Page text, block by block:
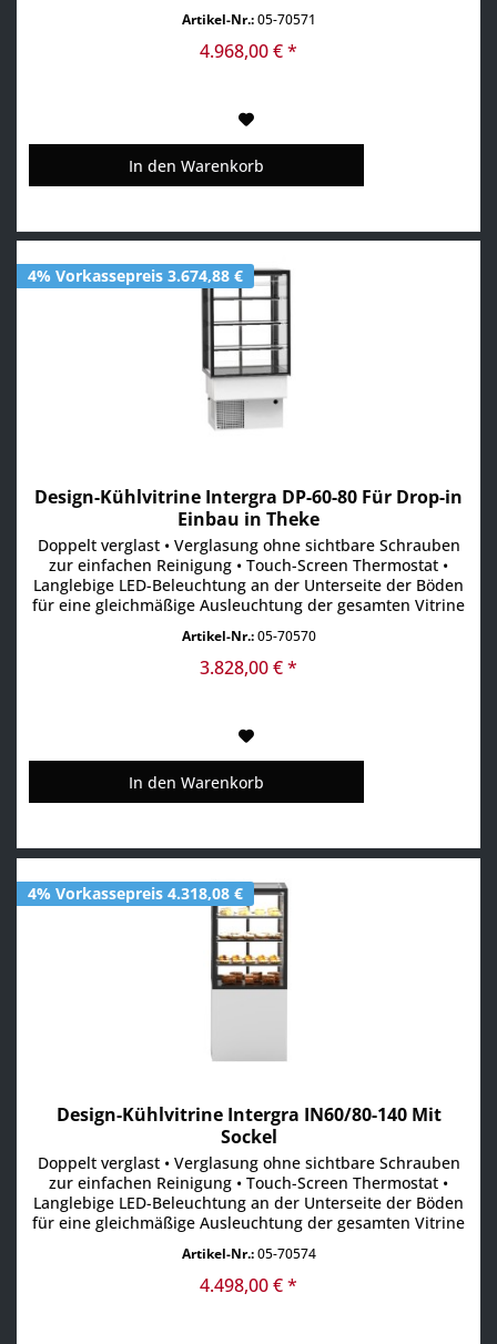
Kühleinheit für zuverlässige Kühlung • Umluftkühlung +2°
bis +6°C im gesamten Innenraum (bei 21°C...
Artikel-Nr.:05-70571
4.968,00 € *
In den Warenkorb
4% Vorkassepreis 3.674,88 €
Design-Kühlvitrine Intergra DP-60-80 Für Drop-in
Einbau in Theke
Doppelt verglast • Verglasung ohne sichtbare Schrauben
zur einfachen Reinigung • Touch-Screen Thermostat •
Langlebige LED-Beleuchtung an der Unterseite der Böden
für eine gleichmäßige Ausleuchtung der gesamten Vitrine
Kühleinheit für zuverlässige Kühlung • Umluftkühlung +2°
bis +6°C im gesamten Innenraum (bei 21°C...
Artikel-Nr.:05-70570
3.828,00 € *
In den Warenkorb
4% Vorkassepreis 4.318,08 €
Design-Kühlvitrine Intergra IN60/80-140 Mit
Sockel
Doppelt verglast • Verglasung ohne sichtbare Schrauben
zur einfachen Reinigung • Touch-Screen Thermostat •
Langlebige LED-Beleuchtung an der Unterseite der Böden
für eine gleichmäßige Ausleuchtung der gesamten Vitrine
Kühleinheit für zuverlässige Kühlung • Umluftkühlung +2°
bis +6°C im gesamten Innenraum (bei 21°C...
Artikel-Nr.:05-70574
4.498,00 € *